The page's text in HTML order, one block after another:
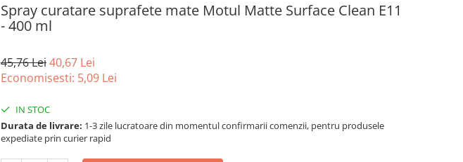
Spray curatare suprafete mate Motul Matte Surface Clean E11
- 400 ml
45,76 Lei40,67 Lei
Economisesti: 5,09 Lei
IN STOC
Durata de livrare: 1-3 zile lucratoare din momentul confirmarii comenzii, pentru produsele
expediate prin curier rapid